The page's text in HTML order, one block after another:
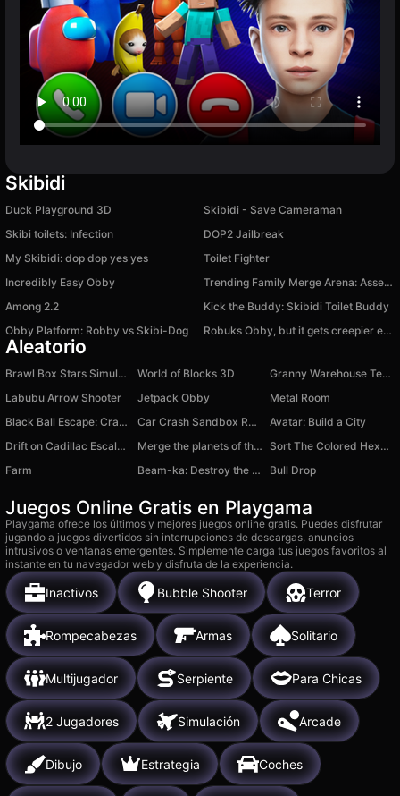
Skibidi
Duck Playground 3D
Skibidi - Save Cameraman
Skibi toilets: Infection
DOP2 Jailbreak
My Skibidi: dop dop yes yes
Toilet Fighter
Incredibly Easy Obby
Trending Family Merge Arena: Assemble a Meme Squad
Among 2.2
Kick the Buddy: Skibidi Toilet Buddy
Obby Platform: Robby vs Skibi-Dog
Robuks Obby, but it gets creepier every level
Aleatorio
Brawl Box Stars Simulator World of Blocks 3D
Granny Warehouse Terror
Labubu Arrow Shooter
Jetpack Obby
Metal Room
Black Ball Escape: Crazy Runner
Car Crash Sandbox Race Simulator 3D
Avatar: Build a City
Drift on Cadillac Escalade 6.0!
Merge the planets of the solar system 2048!
Sort The Colored Hexagons
Farm
Beam-ka: Destroy the car! Bull Drop
Juegos Online Gratis en Playgama
Playgama ofrece los últimos y mejores juegos online gratis. Puedes disfrutar
jugando a juegos divertidos sin interrupciones de descargas, anuncios
intrusivos o ventanas emergentes. Simplemente carga tus juegos favoritos al
instante en tu navegador web y disfruta de la experiencia.
Inactivos Bubble Shooter Terror
Rompecabezas Armas Solitario
Multijugador Serpiente Para Chicas
2 Jugadores Simulación Arcade
Dibujo Estrategia Coches